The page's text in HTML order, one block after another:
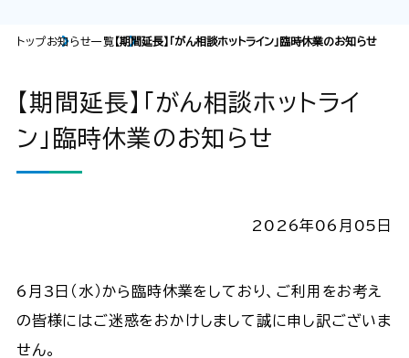
トップお知らせ一覧 【期間延長】「がん相談ホットライン」臨時休業のお知らせ
【期間延長】「がん相談ホットライ
ン」臨時休業のお知らせ
2026年06月05日
6月3日（水）から臨時休業をしており、ご利用をお考え
の皆様にはご迷惑をおかけしまして誠に申し訳ございま
せん。